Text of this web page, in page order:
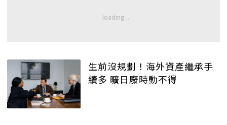
生前沒規劃！海外資產繼承手
續多 曠日廢時動不得